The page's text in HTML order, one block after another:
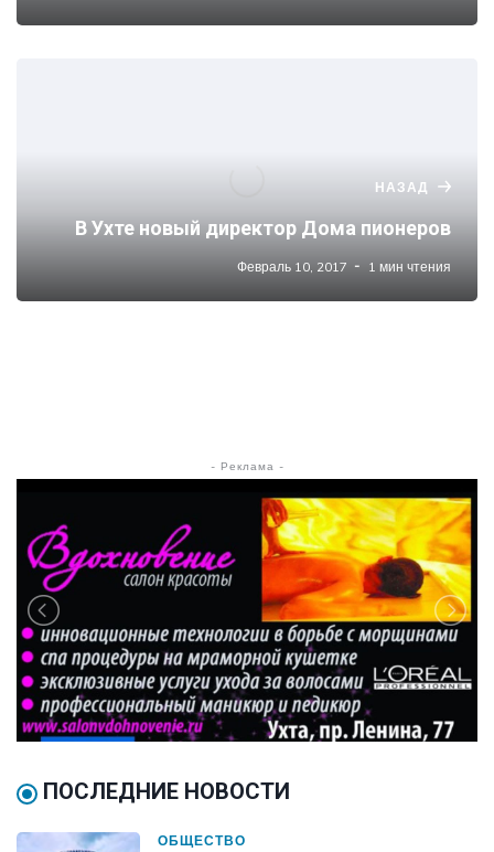
НАЗАД
В Ухте новый директор Дома пионеров
Февраль 10, 2017 1 мин чтения
- Реклама -
ПОСЛЕДНИЕ НОВОСТИ
ОБЩЕСТВО